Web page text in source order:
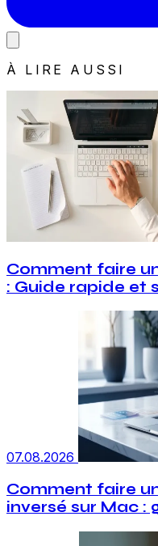
À LIRE AUSSI
Comment faire
: Guide rapide et
07.08.2026
Comment faire
inversé sur Mac :